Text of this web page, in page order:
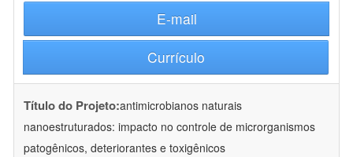
E-mail
Currículo
Título do Projeto:antimicrobianos naturais
nanoestruturados: impacto no controle de microrganismos
patogênicos, deteriorantes e toxigênicos